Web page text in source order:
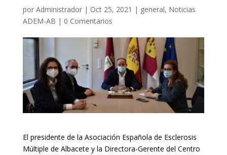
por Administrador| Oct 25, 2021 | general, Noticias
ADEM-AB | 0 Comentarios
El presidente de la Asociación Española de Esclerosis
Múltiple de Albacete y la Directora-Gerente del Centro